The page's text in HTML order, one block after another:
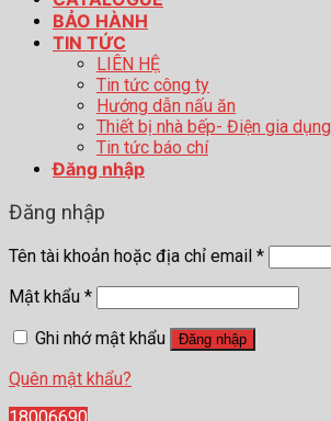
BẢO HÀNH
TIN TỨC
LIÊN HỆ
Tin tức công ty
Hướng dẫn nấu ăn
Thiết bị nhà bếp- Điện gia dụng
Tin tức báo chí
Đăng nhập
Đăng nhập
Tên tài khoản hoặc địa chỉ email *
Mật khẩu *
Ghi nhớ mật khẩu
Đăng nhập
Quên mật khẩu?
18006690